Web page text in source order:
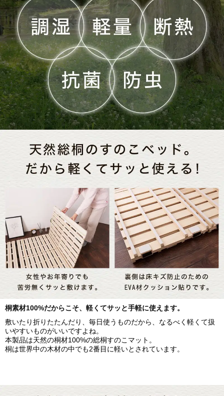
桐素材100%だからこそ、軽くてサッと手軽に使えます。
敷いたり折りたたんだり、毎日使うものだから、なるべく軽くて扱
いやすいものがいいですよね。
本製品は天然の桐材100%の総桐すのこマット。
桐は世界中の木材の中でも2番目に軽いとされています。